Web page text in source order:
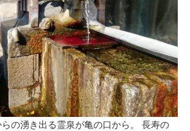
の湧き出る霊泉が亀の口から。 長寿の